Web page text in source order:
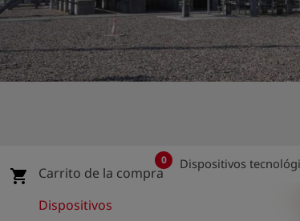
shield Registro
shopping_cart Carrito de la compra
0
Dispositivos
Dispositivos